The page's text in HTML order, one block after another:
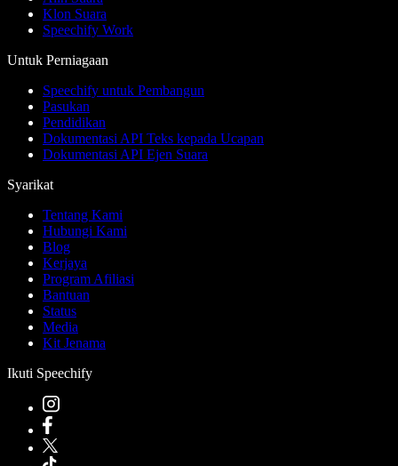
Klon Suara
Speechify Work
Untuk Perniagaan
Speechify untuk Pembangun
Pasukan
Pendidikan
Dokumentasi API Teks kepada Ucapan
Dokumentasi API Ejen Suara
Syarikat
Tentang Kami
Hubungi Kami
Blog
Kerjaya
Program Afiliasi
Bantuan
Status
Media
Kit Jenama
Ikuti Speechify